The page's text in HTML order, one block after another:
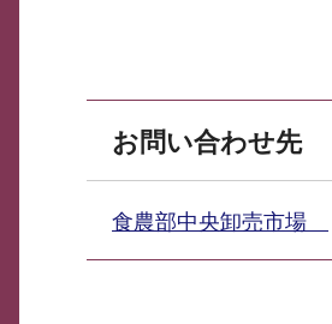
お問い合わせ先
食農部中央卸売市場